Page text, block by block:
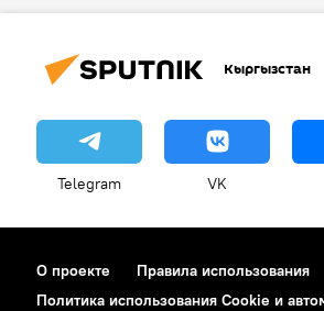
Кыргызстан
Telegram VK
О проекте Правила использования
Политика использования Cookie и